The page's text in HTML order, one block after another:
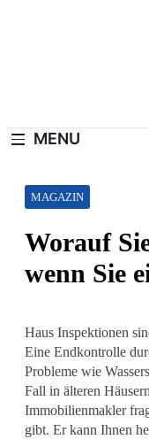
MENU
MAGAZIN
Worauf
wenn Sie
Haus Inspektionen
Eine Endkontrolle
Probleme wie
Fall in älteren
Immobilienmakler
gibt. Er kann Ihnen